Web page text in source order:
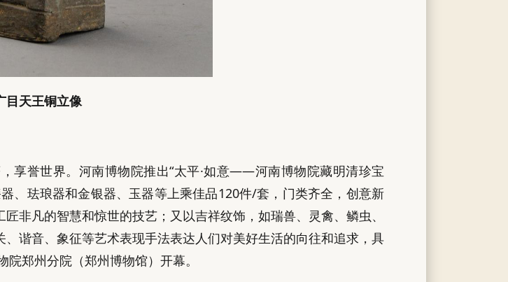
目天王铜立像
享誉世界。河南博物院推出“太平·如意——河南博物院藏明清珍宝
、珐琅器和金银器、玉器等上乘佳品120件/套，门类齐全，创意新
非凡的智慧和惊世的技艺；又以吉祥纹饰，如瑞兽、灵禽、鳞虫、
谐音、象征等艺术表现手法表达人们对美好生活的向往和追求，具
郑州分院（郑州博物馆）开幕。